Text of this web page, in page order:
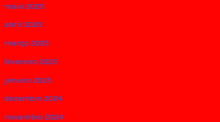
maio 2025
abril 2025
março 2025
fevereiro 2025
janeiro 2025
dezembro 2024
novembro 2024